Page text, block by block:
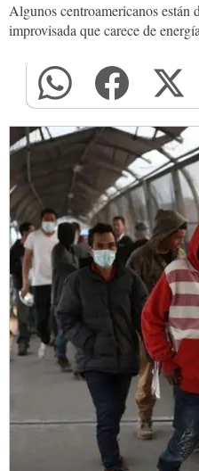
Algunos centroamericanos están
improvisada que carece de